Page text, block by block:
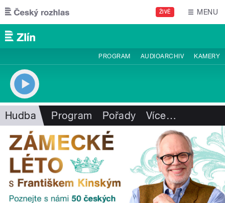
Přejít k hlavnímu obsahu
ŽIVĚ MENU
PROGRAM AUDIOARCHIV KAMERY
Hudba Program Pořady Více…